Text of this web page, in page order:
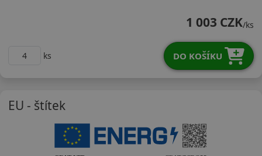
1 003 CZK/ks
ks DO KOŠÍKU
EU - štítek